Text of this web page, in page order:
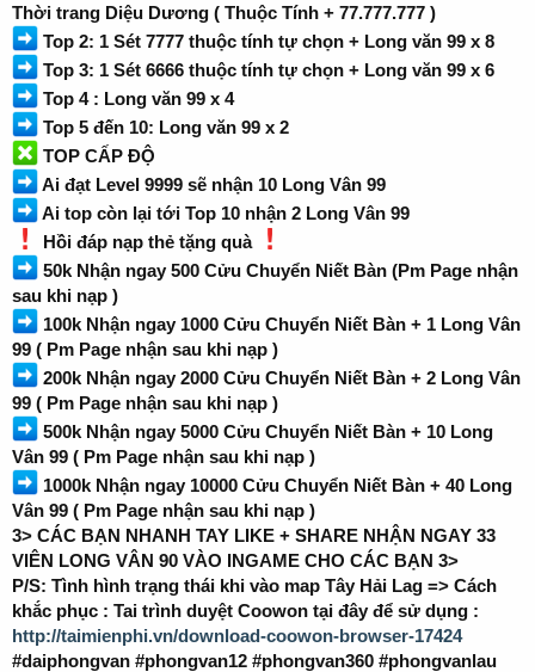
Thời trang Diệu Dương ( Thuộc Tính + 77.777.777 )
Top 2: 1 Sét 7777 thuộc tính tự chọn + Long văn 99 x 8
Top 3: 1 Sét 6666 thuộc tính tự chọn + Long văn 99 x 6
Top 4 : Long văn 99 x 4
Top 5 đến 10: Long văn 99 x 2
TOP CẤP ĐỘ
Ai đạt Level 9999 sẽ nhận 10 Long Vân 99
Ai top còn lại tới Top 10 nhận 2 Long Vân 99
Hồi đáp nạp thẻ tặng quà
50k Nhận ngay 500 Cửu Chuyển Niết Bàn (Pm Page nhận
sau khi nạp )
100k Nhận ngay 1000 Cửu Chuyển Niết Bàn + 1 Long Vân
99 ( Pm Page nhận sau khi nạp )
200k Nhận ngay 2000 Cửu Chuyển Niết Bàn + 2 Long Vân
99 ( Pm Page nhận sau khi nạp )
500k Nhận ngay 5000 Cửu Chuyển Niết Bàn + 10 Long
Vân 99 ( Pm Page nhận sau khi nạp )
1000k Nhận ngay 10000 Cửu Chuyển Niết Bàn + 40 Long
Vân 99 ( Pm Page nhận sau khi nạp )
3> CÁC BẠN NHANH TAY LIKE + SHARE NHẬN NGAY 33
VIÊN LONG VÂN 90 VÀO INGAME CHO CÁC BẠN 3>
P/S: Tình hình trạng thái khi vào map Tây Hải Lag => Cách
khắc phục : Tai trình duyệt Coowon tại đây để sử dụng :
http://taimienphi.vn/download-coowon-browser-17424
#daiphongvan #phongvan12 #phongvan360 #phongvanlau